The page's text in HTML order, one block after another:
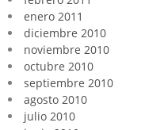
enero 2011
diciembre 2010
noviembre 2010
octubre 2010
septiembre 2010
agosto 2010
julio 2010